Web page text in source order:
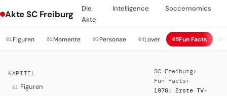
Akte SC Freiburg
Die
Akte
Intelligence Soccernomics
01Figuren 02Momente 03Personae 04Lover 05Fun Facts 06
KAPITEL
01 Figuren
SC Freiburg›
Fun Facts ›
1976: Erste TV-